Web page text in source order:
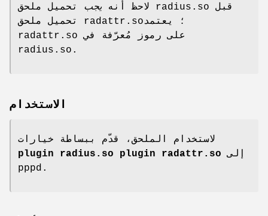
لاحظ أنه يجب تحميل ملحق radius.so قبل
تحميل ملحق radattr.so؛ يعتمد
radattr.so على رموز مُعرّفة في
radius.so.
الاستخدام
لاستخدام الملحق، قدّم ببساطة خيارات
plugin radius.so plugin radattr.so إلى
pppd.